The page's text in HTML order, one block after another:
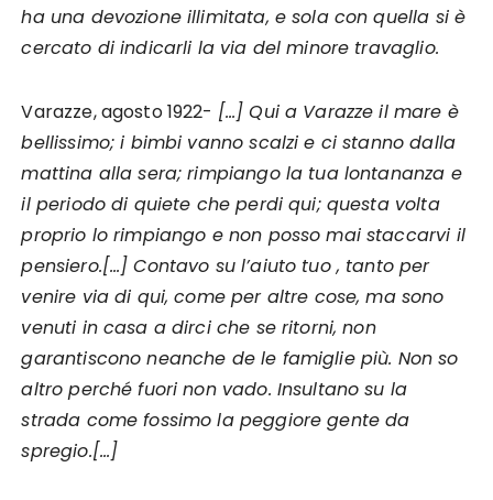
ha una devozione illimitata, e sola con quella si è
cercato di indicarli la via del minore travaglio.
Varazze, agosto 1922- […] Qui a Varazze il mare è
bellissimo; i bimbi vanno scalzi e ci stanno dalla
mattina alla sera; rimpiango la tua lontananza e
il periodo di quiete che perdi qui; questa volta
proprio lo rimpiango e non posso mai staccarvi il
pensiero.[…]Contavo su l’aiuto tuo , tanto per
venire via di qui, come per altre cose, ma sono
venuti in casa a dirci che se ritorni, non
garantiscono neanche de le famiglie più. Non so
altro perché fuori non vado. Insultano su la
strada come fossimo la peggiore gente da
spregio.[…]